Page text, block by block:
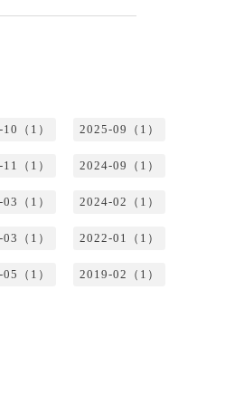
（1） 2025-09（1）
（1） 2024-09（1）
（1） 2024-02（1）
（1） 2022-01（1）
（1） 2019-02（1）